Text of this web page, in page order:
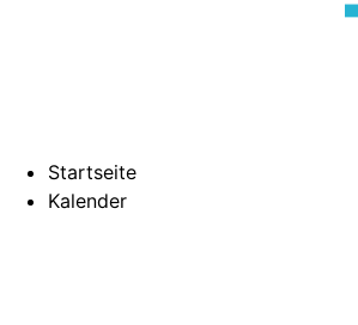
Startseite
Kalender